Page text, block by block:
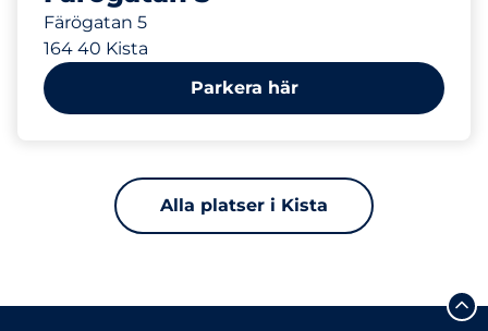
Färögatan 5
164 40 Kista
Parkera här
Alla platser i Kista